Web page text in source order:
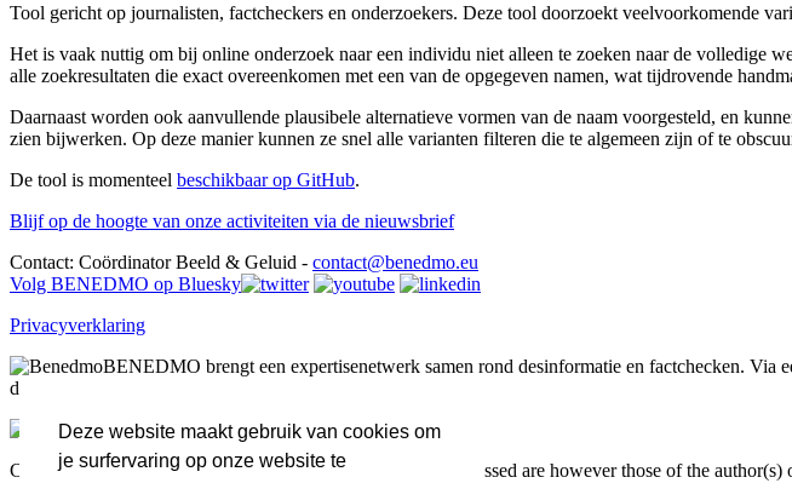
Deze website maakt gebruik van cookies om
je surfervaring op onze website te
Tool gericht op journalisten, factcheckers en onderzoekers. Deze tool doorzoekt veelvoorkomende
Het is vaak nuttig om bij online onderzoek naar een individu niet alleen te zoeken naar de volledige
alle zoekresultaten die exact overeenkomen met een van de opgegeven namen, wat tijdrovende
Daarnaast worden ook aanvullende plausibele alternatieve vormen van de naam voorgesteld, en
zien bijwerken. Op deze manier kunnen ze snel alle varianten filteren die te algemeen zijn of te
De tool is momenteel beschikbaar op GitHub.
Blijf op de hoogte van onze activiteiten via de nieuwsbrief
Contact: Coördinator Beeld & Geluid - contact@benedmo.eu
Volg BENEDMO op Bluesky
Privacyverklaring
BENEDMO brengt een expertisenetwerk samen rond desinformatie en factchecken. Via
desinformatie.
Co-funded by the European Union. Views and opinions expressed are however those of the